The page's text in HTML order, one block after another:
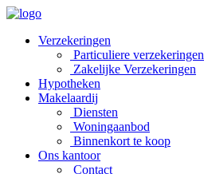
Verzekeringen
Particuliere verzekeringen
Zakelijke Verzekeringen
Hypotheken
Makelaardij
Diensten
Woningaanbod
Binnenkort te koop
Ons kantoor
Contact